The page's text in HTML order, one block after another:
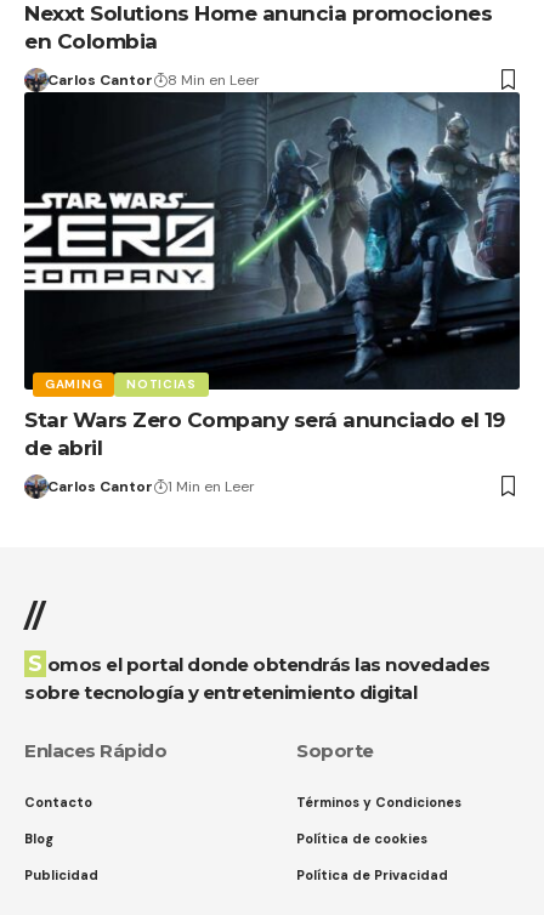
Nexxt Solutions Home anuncia promociones
en Colombia
Carlos Cantor 8 Min en Leer
GAMING NOTICIAS
Star Wars Zero Company será anunciado el 19
de abril
Carlos Cantor 1 Min en Leer
//
Somos el portal donde obtendrás las novedades
sobre tecnología y entretenimiento digital
Enlaces Rápido
Contacto
Blog
Publicidad
Soporte
Términos y Condiciones
Política de cookies
Política de Privacidad